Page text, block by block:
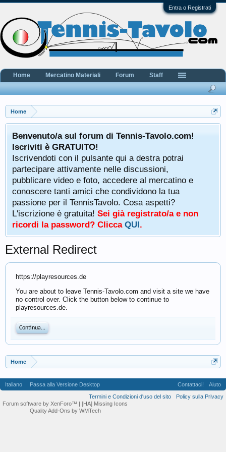
Entra o Registrati
Home
Benvenuto/a sul forum di Tennis-Tavolo.com!
Iscriviti è GRATUITO!
Iscrivendoti con il pulsante qui a destra potrai
partecipare attivamente nelle discussioni,
pubblicare video e foto, accedere al mercatino e
conoscere tanti amici che condividono la tua
passione per il TennisTavolo. Cosa aspetti?
L'iscrizione è gratuita! Sei già registrato/a e non
ricordi la password? Clicca QUI.
External Redirect
https://playresources.de
You are about to leave Tennis-Tavolo.com and visit a site we have
no control over. Click the button below to continue to
playresources.de.
Continua...
Home
Home Mercatino Materiali Forum Staff
Italiano Passa alla Versione Desktop Contattaci!
Aiuto
Termini e Condizioni d'uso del sito
Policy sulla Privacy
Forum software by XenForo™ | [HA] Missing Icons
Quality Add-Ons by WMTech